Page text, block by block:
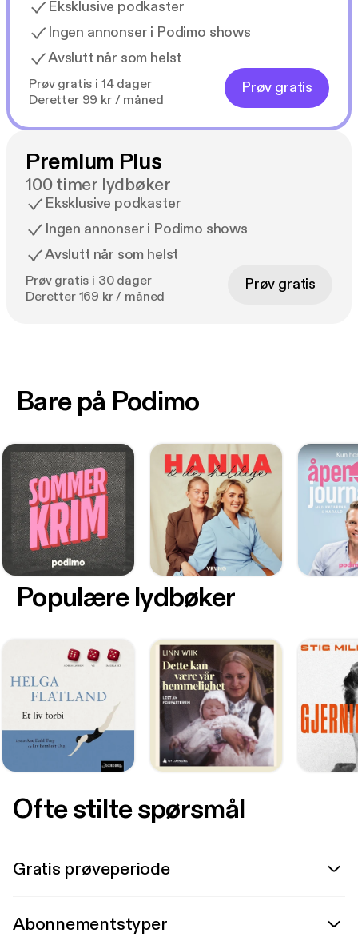
Eksklusive podkaster
Ingen annonser i Podimo shows
Avslutt når som helst
Prøv gratis i 14 dager
Deretter 99 kr / måned
Prøv gratis
Premium Plus
100 timer lydbøker
Eksklusive podkaster
Ingen annonser i Podimo shows
Avslutt når som helst
Prøv gratis i 30 dager
Deretter 169 kr / måned
Prøv gratis
Bare på Podimo
Populære lydbøker
Ofte stilte spørsmål
Gratis prøveperiode
Abonnementstyper